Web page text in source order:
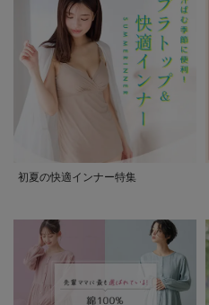
初夏の快適インナー特集